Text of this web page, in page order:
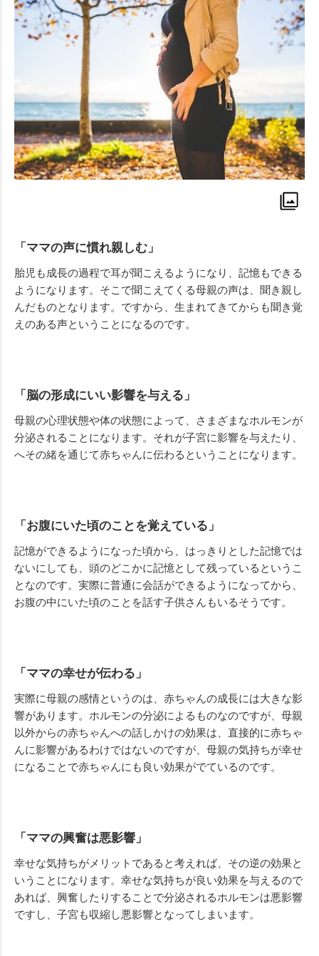
「ママの声に慣れ親しむ」
胎児も成長の過程で耳が聞こえるようになり、記憶もできる
ようになります。そこで聞こえてくる母親の声は、聞き親し
んだものとなります。ですから、生まれてきてからも聞き覚
えのある声ということになるのです。
「脳の形成にいい影響を与える」
母親の心理状態や体の状態によって、さまざまなホルモンが
分泌されることになります。それが子宮に影響を与えたり、
へその緒を通じて赤ちゃんに伝わるということになります。
「お腹にいた頃のことを覚えている」
記憶ができるようになった頃から、はっきりとした記憶では
ないにしても、頭のどこかに記憶として残っているというこ
となのです。実際に普通に会話ができるようになってから、
お腹の中にいた頃のことを話す子供さんもいるそうです。
「ママの幸せが伝わる」
実際に母親の感情というのは、赤ちゃんの成長には大きな影
響があります。ホルモンの分泌によるものなのですが、母親
以外からの赤ちゃんへの話しかけの効果は、直接的に赤ちゃ
んに影響があるわけではないのですが、母親の気持ちが幸せ
になることで赤ちゃんにも良い効果がでているのです。
「ママの興奮は悪影響」
幸せな気持ちがメリットであると考えれば、その逆の効果と
いうことになります。幸せな気持ちが良い効果を与えるので
あれば、興奮したりすることで分泌されるホルモンは悪影響
ですし、子宮も収縮し悪影響となってしまいます。